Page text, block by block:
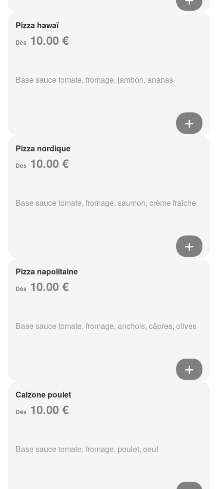
Pizza hawaï
Dès 10.00 €
Base sauce tomate, fromage, jambon, ananas
Pizza nordique
Dès 10.00 €
Base sauce tomate, fromage, saumon, crème fraîche
Pizza napolitaine
Dès 10.00 €
Base sauce tomate, fromage, anchois, câpres, olives
Calzone poulet
Dès 10.00 €
Base sauce tomate, fromage, poulet, oeuf